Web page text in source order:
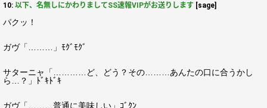
10: 以下、名無しにかわりましてSS速報VIPがお送りします [sage]
パクッ！
ガヴ「………」ﾓｸﾞﾓｸﾞ
サターニャ「…………ど、どう？その………あんたの口に合うかし
ら…？」ﾄﾞｷﾄﾞｷ
ガヴ「………普通に美味しい」ｺﾞｸﾝ